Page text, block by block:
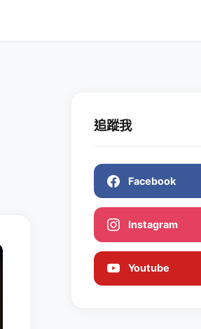
追蹤我
Facebook
Instagram
Youtube